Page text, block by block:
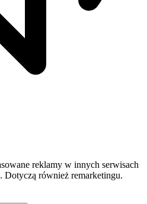
reklamy w innych serwisach
Dotyczą również remarketingu.